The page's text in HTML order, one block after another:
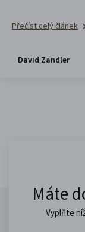
Přečíst celý článek
David Zandler
Máte
Vyplňte